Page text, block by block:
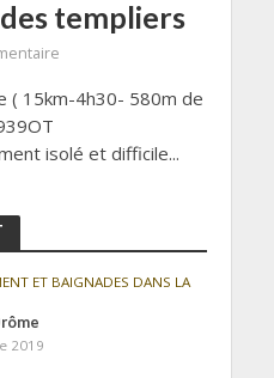
templiers
( 15km-4h30- 580m de
isolé et difficile...
ET BAIGNADES DANS LA
2019